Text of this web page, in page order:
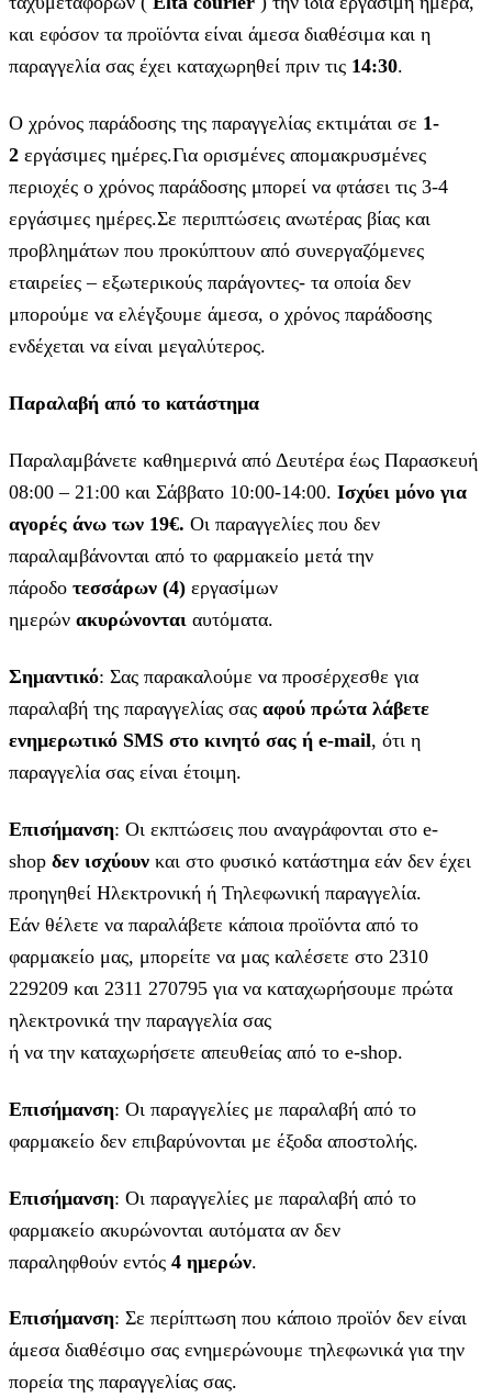
και εφόσον τα προϊόντα είναι άμεσα διαθέσιμα και η
παραγγελία σας έχει καταχωρηθεί πριν τις 14:30.
Ο χρόνος παράδοσης της παραγγελίας εκτιμάται σε 1-
2 εργάσιμες ημέρες.Για ορισμένες απομακρυσμένες
περιοχές ο χρόνος παράδοσης μπορεί να φτάσει τις 3-4
εργάσιμες ημέρες.Σε περιπτώσεις ανωτέρας βίας και
προβλημάτων που προκύπτουν από συνεργαζόμενες
εταιρείες – εξωτερικούς παράγοντες- τα οποία δεν
μπορούμε να ελέγξουμε άμεσα, ο χρόνος παράδοσης
ενδέχεται να είναι μεγαλύτερος.
Παραλαβή από το κατάστημα
Παραλαμβάνετε καθημερινά από Δευτέρα έως Παρασκευή
08:00 – 21:00 και Σάββατο 10:00-14:00. Ισχύει μόνο για
αγορές άνω των 19€. Οι παραγγελίες που δεν
παραλαμβάνονται από το φαρμακείο μετά την
πάροδο τεσσάρων (4) εργασίμων
ημερών ακυρώνονται αυτόματα.
Σημαντικό: Σας παρακαλούμε να προσέρχεσθε για
παραλαβή της παραγγελίας σας αφού πρώτα λάβετε
ενημερωτικό SMS στο κινητό σας ή e-mail, ότι η
παραγγελία σας είναι έτοιμη.
Επισήμανση: Οι εκπτώσεις που αναγράφονται στο e-
shop δεν ισχύουν και στο φυσικό κατάστημα εάν δεν έχει
προηγηθεί Ηλεκτρονική ή Τηλεφωνική παραγγελία.
Εάν θέλετε να παραλάβετε κάποια προϊόντα από το
φαρμακείο μας, μπορείτε να μας καλέσετε στο 2310
229209 και 2311 270795 για να καταχωρήσουμε πρώτα
ηλεκτρονικά την παραγγελία σας
ή να την καταχωρήσετε απευθείας από το e-shop.
Επισήμανση: Οι παραγγελίες με παραλαβή από το
φαρμακείο δεν επιβαρύνονται με έξοδα αποστολής.
Επισήμανση: Οι παραγγελίες με παραλαβή από το
φαρμακείο ακυρώνονται αυτόματα αν δεν
παραληφθούν εντός 4 ημερών.
Επισήμανση: Σε περίπτωση που κάποιο προϊόν δεν είναι
άμεσα διαθέσιμο σας ενημερώνουμε τηλεφωνικά για την
πορεία της παραγγελίας σας.